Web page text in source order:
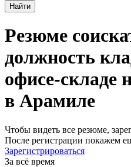
Найти
Резюме
должность
офисе-складе
в Арамиле
Чтобы видеть все резюме,
После регистрации покажем
Зарегистрироваться
За всё время